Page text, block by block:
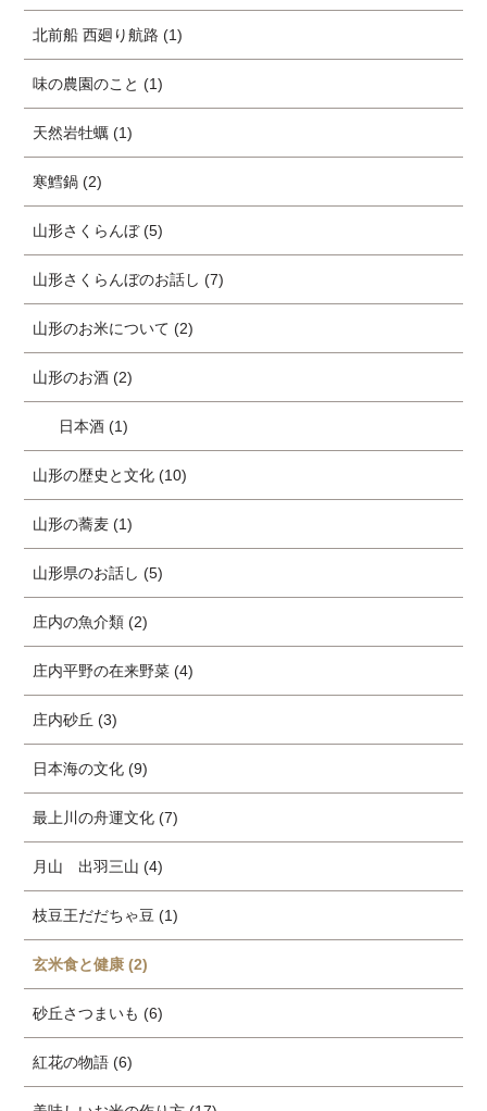
北前船 西廻り航路 (1)
味の農園のこと (1)
天然岩牡蠣 (1)
寒鱈鍋 (2)
山形さくらんぼ (5)
山形さくらんぼのお話し (7)
山形のお米について (2)
山形のお酒 (2)
日本酒 (1)
山形の歴史と文化 (10)
山形の蕎麦 (1)
山形県のお話し (5)
庄内の魚介類 (2)
庄内平野の在来野菜 (4)
庄内砂丘 (3)
日本海の文化 (9)
最上川の舟運文化 (7)
月山 出羽三山 (4)
枝豆王だだちゃ豆 (1)
玄米食と健康 (2)
砂丘さつまいも (6)
紅花の物語 (6)